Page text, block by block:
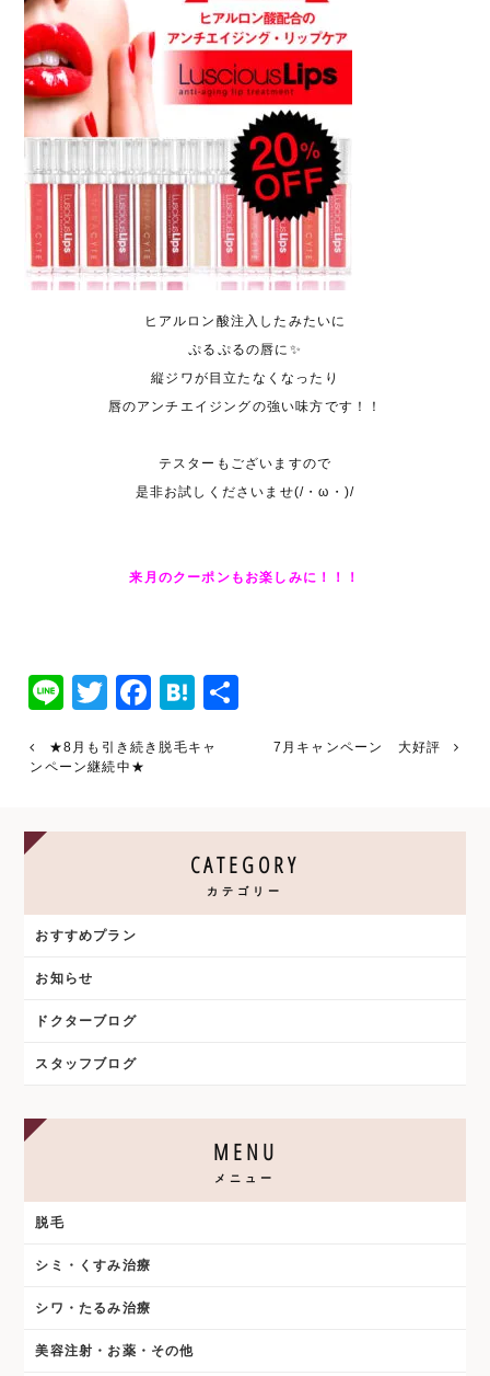
ヒアルロン酸注入したみたいに
ぷるぷるの唇に✨
縦ジワが目立たなくなったり
唇のアンチエイジングの強い味方です！！
テスターもございますので
是非お試しくださいませ(/・ω・)/
来月のクーポンもお楽しみに！！！
LineTwitter
Facebook
Hatena
★8月も引き続き脱毛キャ
ンペーン継続中★
7月キャンペーン 大好評
CATEGORY
カテゴリー
おすすめプラン
お知らせ
ドクターブログ
スタッフブログ
MENU
メニュー
脱毛
シミ・くすみ治療
シワ・たるみ治療
美容注射・お薬・その他